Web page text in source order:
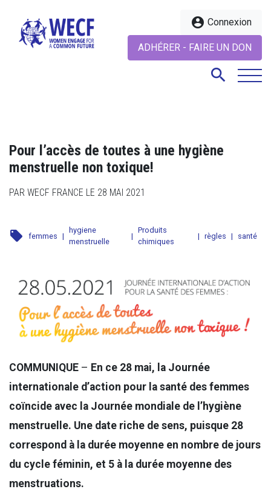
account_circle Connexion
ADHÉRER - FAIRE UN DON
search
Pour l’accès de toutes à une hygiène
menstruelle non toxique!
PAR WECF FRANCE LE 28 MAI 2021
local_offer femmes |
hygiene
menstruelle
|
Produits
chimiques
| règles | santé
COMMUNIQUE – En ce 28 mai, la Journée
internationale d’action pour la santé des femmes
coïncide avec la Journée mondiale de l’hygiène
menstruelle. Une date riche de sens, puisque 28
correspond à la durée moyenne en nombre de jours
du cycle féminin, et 5 à la durée moyenne des
menstruations.